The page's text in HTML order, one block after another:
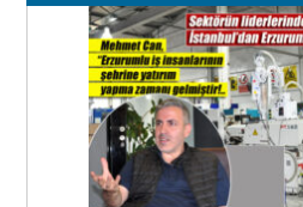
28 Temmuz 2026 Salı
Ahmet Gökhan YAZICI
Ahmed Yesevi’den
”Reisimiz” idi…
26 Mart 2026 Perşembe
Cem Bakırcı
Ardında bıraktığı
gönül adamı Faruk